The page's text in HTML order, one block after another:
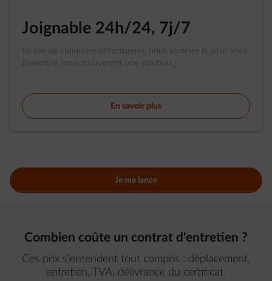
Joignable 24h/24, 7j/7
En cas de chaudière défectueuse, nous sommes là pour vous.
Ensemble, nous trouverons une solution.
En savoir plus
Je me lance
Combien coûte un contrat d'entretien ?
Ces prix s'entendent tout compris : déplacement,
entretien, TVA, délivrance du certificat.